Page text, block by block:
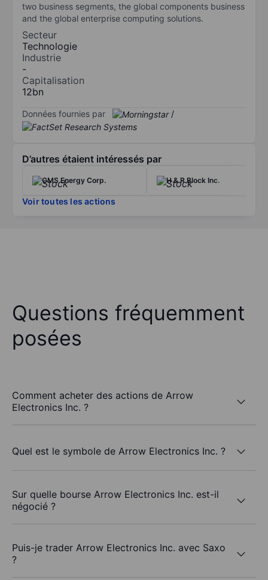
two business segments, the global components business
and the global enterprise computing solutions.
Secteur
Technologie
Industrie
-
Capitalisation
12bn
Données fournies par /
D’autres étaient intéressés par
CMS Energy Corp. H & R Block Inc.
Voir toutes les actions
Questions fréquemment
posées
Comment acheter des actions de Arrow
Electronics Inc. ?
Quel est le symbole de Arrow Electronics Inc. ?
Sur quelle bourse Arrow Electronics Inc. est-il
négocié ?
Puis-je trader Arrow Electronics Inc. avec Saxo
?